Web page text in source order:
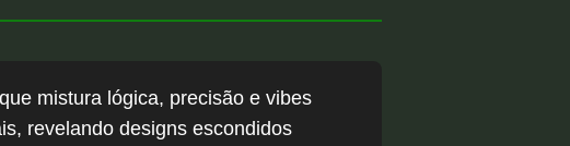
mistura lógica, precisão e vibes
revelando designs escondidos